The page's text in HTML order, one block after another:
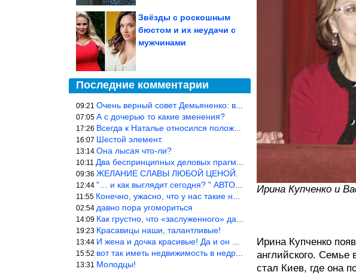
Звёзды с роскошным
бюстом и их неудачи с
мужчинами
Последние комментарии
09:21 Очень верный совет Демьяненко: в этой среде надо либо иметь зубы
07:05 А с дочерью то какие зменения?
17:26 Всегда к Наталье относился положительно… Время покажет, что буде
16:07 Шестой элемент.
13:14 Она лысая что-ли?
10:11 Два беспринципных деловых прагматика нашли друг друга и «остепен
09:36 ЖЕЛАНИЕ СЛАВЫ ЛЮБОЙ ЦЕНОЙ.
12:44 "… и как выглядит сегодня? " АВТОР, РЕДАКТОР — ВЫ ЧТО
11:55 Конечно, ужасно, что у нас такие недалёкие и прямые люди… Как мо
02:54 давно пора угомориться
14:09 Как грустно, что «заслуженного» дают не заслуженно, а (чаще) по-
19:23 Красавицы наши, талантливые!
13:44 И жена и дочка красивые! Да и он настоящий мужик!
15:52 вот так иметь недвижимость в недружественных странах Могут забра
13:31 Молодцы!
Ирина Купченко и
Ирина Купченко
английского. Семье
стал Киев, где она